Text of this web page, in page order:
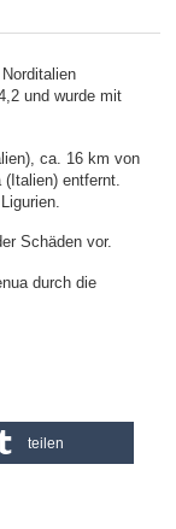
und wurde mit
ca. 16 km von
entfernt.
Schäden vor.
durch die
teilen